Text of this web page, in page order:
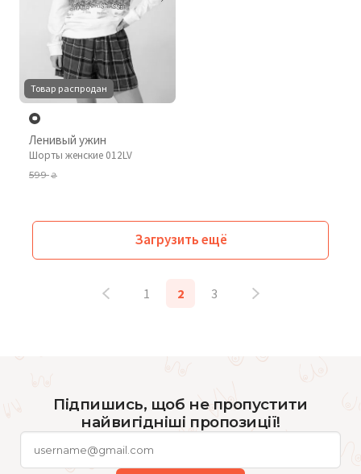
Товар распродан
Ленивый ужин
Шорты женские 012LV
599₴
Загрузить ещё
1 2 3
Підпишись, щоб не пропустити
найвигідніші пропозиції!